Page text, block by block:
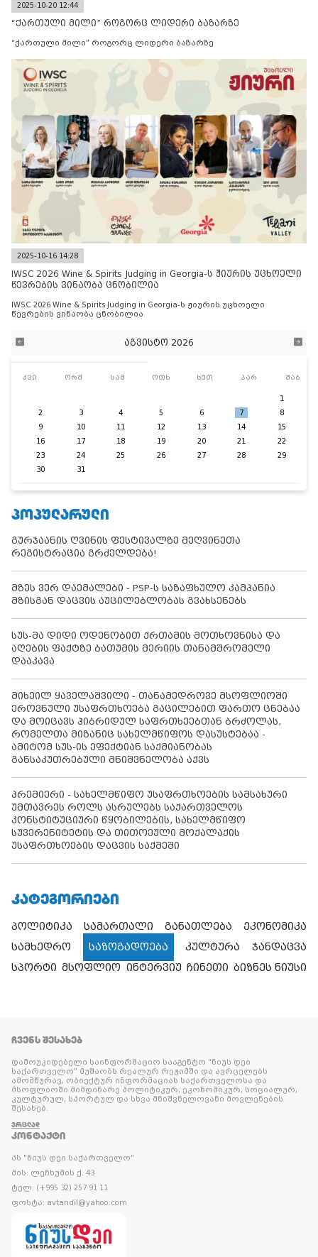
2025-10-20 12:44
“ქართული მილი” როგორც ლიდერი ბაზარზე
“ქართული მილი” როგორც ლიდერი ბაზარზე
2025-10-16 14:28
IWSC 2026 Wine & Spirits Judging in Georgia-ს ჟიურის უცხოელი
წევრების ვინაობა ცნობილია
IWSC 2026 Wine & Spirits Judging in Georgia-ს ჟიურის უცხოელი
წევრების ვინაობა ცნობილია
აგვისტო 2026
კვი ორშ სამ ოთხ ხუთ პარ შაბ
1
2
3 4 5 6 7
8
9
10 11 12 13 14
15
16
17 18 19 20 21
22
23
24 25 26 27 28
29
30
31
ᲞᲝᲞᲣᲚᲐᲠᲣᲚᲘ
გურჯაანის ღვინის ფესტივალზე მეღვინეთა
რეგისტრაცია გრძელდება!
მზეს ვერ დაემალები - PSP-ს საზაფხულო კამპანია
მზისგან დაცვის აუცილებლობას გვახსენებს
სუს-მა დიდი ოდენობით ქრთამის მოთხოვნისა და
აღების ფაქტზე ბათუმის მერიის თანამშრომელი
დააკავა
მიხეილ ყაველაშვილი - თანამედროვე მსოფლიოში
ეროვნული უსაფრთხოება გაცილებით ფართო ცნებაა
და მოიცავს ჰიბრიდულ საფრთხეებთან ბრძოლას,
რომელთა მიზანიც სახელმწიფოს დასუსტებაა -
ამიტომ სუს-ის ეფექტიან საქმიანობას
განსაკუთრებული მნიშვნელობა აქვს
პრემიერი - სახელმწიფო უსაფრთხოების სამსახური
უმთავრეს როლს ასრულებს საქართველოს
კონსტიტუციური წყობილების, სახელმწიფო
სუვერენიტეტის და თითოეული მოქალაქის
უსაფრთხოების დაცვის საქმეში
ᲙᲐᲢᲔᲒᲝᲠᲘᲔᲑᲘ
პოლიტიკა სამართალი განათლება
ეკონომიკა
სამხედრო
საზოგადოება კულტურა
ჯანდაცვა
სპორტი მსოფლიო ინტერვიუ ჩინეთი ბიზნეს ნიუსი
ᲩᲕᲔᲜᲡ ᲨᲔᲡᲐᲮᲔᲑ
დამოუკიდებელი საინფორმაციო სააგენტო “ნიუს დეი
საქართველო” მუშაობს რეალურ რეჟიმში და ავრცელებს
ამომწურავ, ობიექტურ ინფორმაციას საქართველოსა და
მსოფლიოში მიმდინარე პოლიტიკურ, ეკონომიკურ, სოციალურ,
კულტურულ, სპორტულ და სხვა მნიშვნელოვანი მოვლენების
შესახებ.
ᲕᲠᲪᲚᲐᲓ
ᲙᲝᲜᲢᲐᲥᲢᲘ
პს "ნიუს დეი საქართველო"
მის: ლეჩხუმის ქ. 43
ტელ: (+995 32) 257 91 11
ფოსტა: avtandil@yahoo.com